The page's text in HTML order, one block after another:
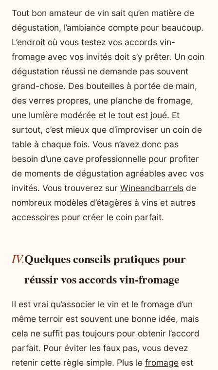
Tout bon amateur de vin sait qu’en matière de
dégustation, l’ambiance compte pour beaucoup.
L’endroit où vous testez vos accords vin-
fromage avec vos invités doit s’y prêter. Un coin
dégustation réussi ne demande pas souvent
grand-chose. Des bouteilles à portée de main,
des verres propres, une planche de fromage,
une lumière modérée et le tout est joué. Et
surtout, c’est mieux que d’improviser un coin de
table à chaque fois. Vous n’avez donc pas
besoin d’une cave professionnelle pour profiter
de moments de dégustation agréables avec vos
invités. Vous trouverez sur Wineandbarrels de
nombreux modèles d’étagères à vins et autres
accessoires pour créer le coin parfait.
Quelques conseils pratiques pour
réussir vos accords vin-fromage
Il est vrai qu’associer le vin et le fromage d’un
même terroir est souvent une bonne idée, mais
cela ne suffit pas toujours pour obtenir l’accord
parfait. Pour éviter les faux pas, vous devez
retenir cette règle simple. Plus le fromage est